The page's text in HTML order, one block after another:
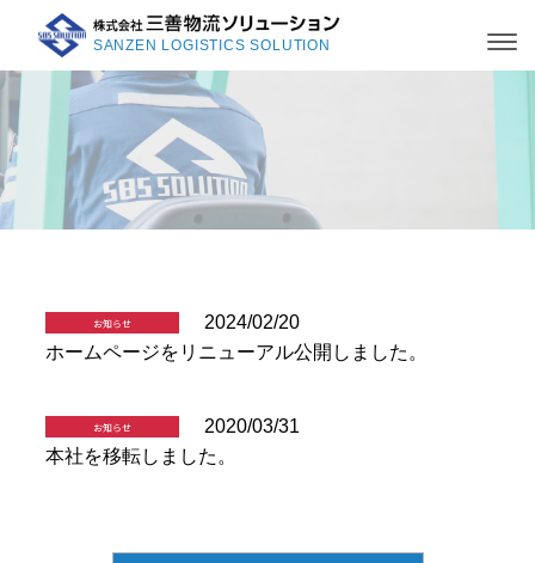
SANZEN LOGISTICS SOLUTION
お知らせ
2024/02/20
ホームページをリニューアル公開しました。
お知らせ
2020/03/31
本社を移転しました。